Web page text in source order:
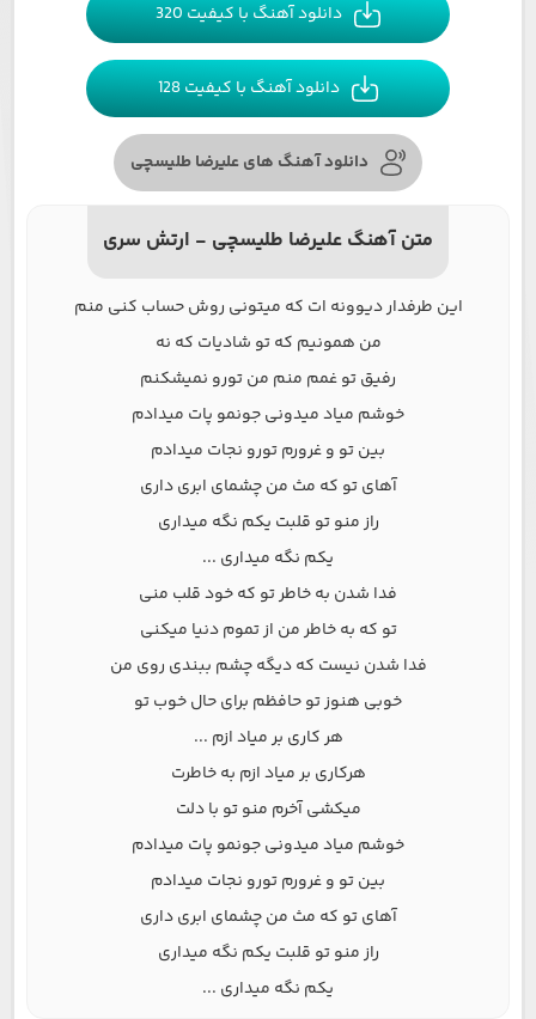
دانلود آهنگ با کیفیت 320
دانلود آهنگ با کیفیت 128
دانلود آهنگ های علیرضا طلیسچی
متن آهنگ علیرضا طلیسچی - ارتش سری
این طرفدار دیوونه ات که میتونی روش حساب کنی منم
من همونیم که تو شادیات که نه
رفیق تو غمم منم من تورو نمیشکنم
خوشم میاد میدونی جونمو پات میدادم
بین تو و غرورم تورو نجات میدادم
آهای تو که مث من چشمای ابری داری
راز منو تو قلبت یکم نگه میداری
یکم نگه میداری ...
فدا شدن به خاطر تو که خود قلب منی
تو که به خاطر من از تموم دنیا میکنی
فدا شدن نیست که دیگه چشم ببندی روی من
خوبی هنوز تو حافظم برای حال خوب تو
هر کاری بر میاد ازم ...
هرکاری بر میاد ازم به خاطرت
میکشی آخرم منو تو با دلت
خوشم میاد میدونی جونمو پات میدادم
بین تو و غرورم تورو نجات میدادم
آهای تو که مث من چشمای ابری داری
راز منو تو قلبت یکم نگه میداری
یکم نگه میداری ...